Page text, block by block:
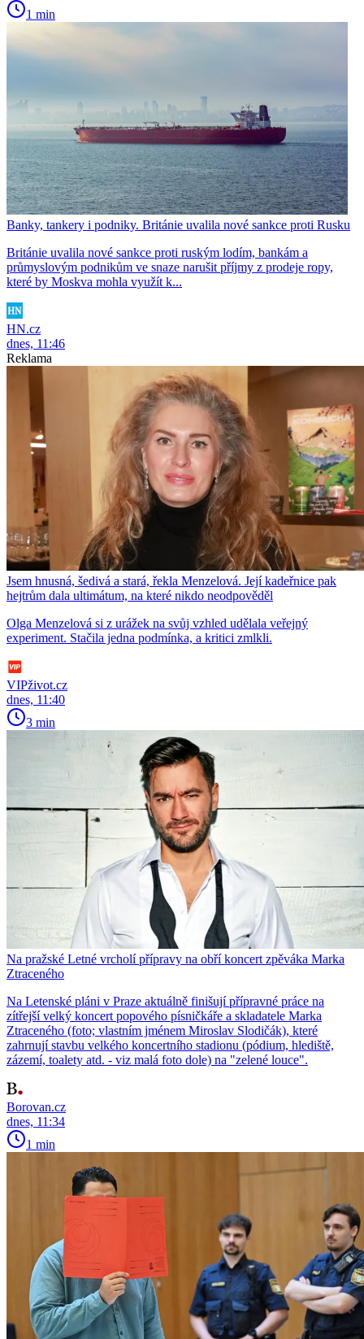
1 min
Banky, tankery i podniky. Británie uvalila nové sankce proti Rusku
Británie uvalila nové sankce proti ruským lodím, bankám a
průmyslovým podnikům ve snaze narušit příjmy z prodeje ropy,
které by Moskva mohla využít k...
HN.cz
dnes, 11:46
Reklama
Jsem hnusná, šedivá a stará, řekla Menzelová. Její kadeřnice pak
hejtrům dala ultimátum, na které nikdo neodpověděl
Olga Menzelová si z urážek na svůj vzhled udělala veřejný
experiment. Stačila jedna podmínka, a kritici zmlkli.
VIPživot.cz
dnes, 11:40
3 min
Na pražské Letné vrcholí přípravy na obří koncert zpěváka Marka
Ztraceného
Na Letenské pláni v Praze aktuálně finišují přípravné práce na
zítřejší velký koncert popového písničkáře a skladatele Marka
Ztraceného (foto; vlastním jménem Miroslav Slodičák), které
zahrnují stavbu velkého koncertního stadionu (pódium, hlediště,
zázemí, toalety atd. - viz malá foto dole) na "zelené louce".
Borovan.cz
dnes, 11:34
1 min